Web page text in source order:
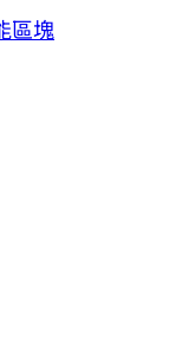
區塊